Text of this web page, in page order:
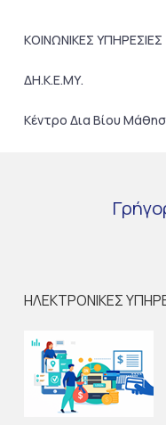
ΚΟΙΝΩΝΙΚΕΣ ΥΠΗΡΕΣΙΕΣ
ΔΗ.Κ.Ε.ΜΥ.
Κέντρο Δια Βίου
ΗΛΕΚΤΡΟΝΙΚΕΣ